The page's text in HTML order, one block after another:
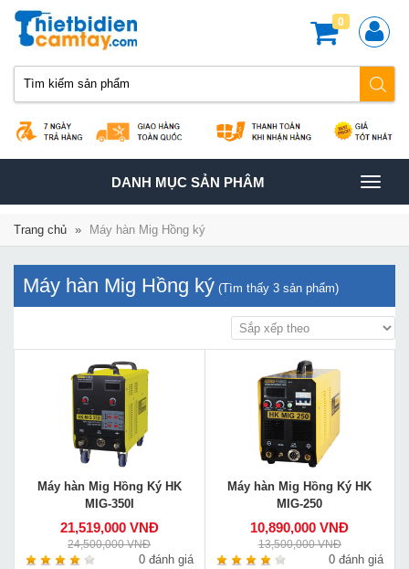
0
TOGGLE
NAVIGATION
DANH MỤC SẢN PHÂM
Trang chủ » Máy hàn Mig Hồng ký
Máy hàn Mig Hồng ký (Tìm thấy 3 sản phẩm)
Máy hàn Mig Hồng Ký HK
MIG-350I
21,519,000 VNĐ
24,500,000 VNĐ
0 đánh giá
Máy hàn Mig Hồng Ký HK
MIG-250
10,890,000 VNĐ
13,500,000 VNĐ
0 đánh giá